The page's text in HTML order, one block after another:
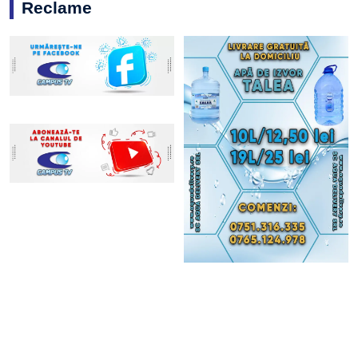
Reclame